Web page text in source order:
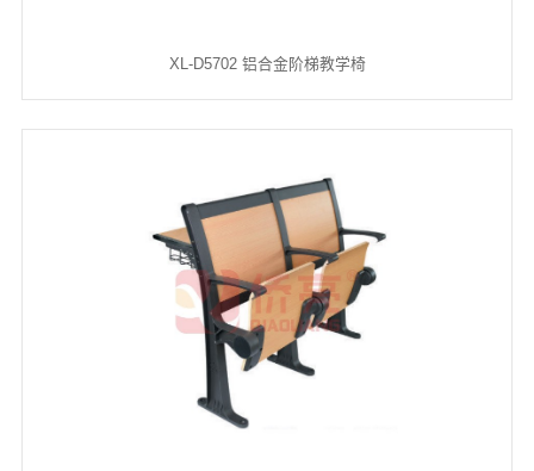
XL-D5702 铝合金阶梯教学椅